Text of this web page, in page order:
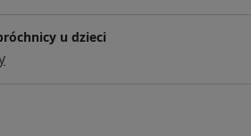
u dzieci